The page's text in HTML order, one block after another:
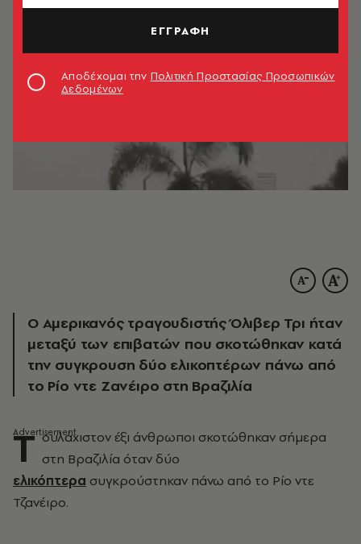
Ο Αμερικανός τραγουδιστής Όλιβερ Τρι ήταν
μεταξύ των επιβατών που σκοτώθηκαν κατά
την συγκρουση δύο ελικοπτέρων πάνω από
το Ρίο ντε Ζανέιρο στη Βραζιλία
Τ ουλάχιστον έξι άνθρωποι σκοτώθηκαν σήμερα
στη Βραζιλία όταν δύο
ελικόπτερα συγκρούστηκαν πάνω από το Ρίο ντε
Τζανέιρο.
ΕΓΓΡΑΦΗ
Αποδέχομαι την Πολιτική Προστασίας Προσωπικών
Δεδομένων